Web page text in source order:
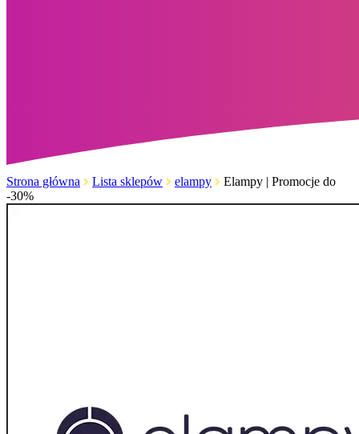
Strona główna Lista sklepów elampy
Elampy | Promocje do
-30%